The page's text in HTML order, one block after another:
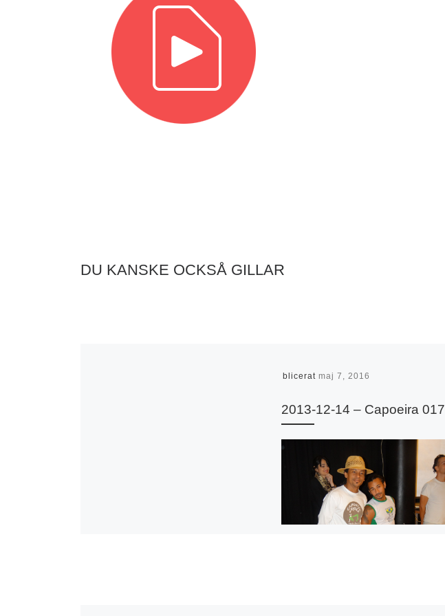
DU KANSKE OCKSÅ GILLAR
Publicerat maj 7, 2016
2013-12-14 – Capoeira 017